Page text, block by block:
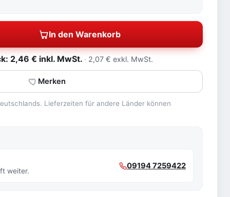
In den Warenkorb
2,46 € inkl. MwSt. 2,07 € exkl. MwSt.
Merken
Lieferzeiten für andere Länder können
weiter.
09194 7259422